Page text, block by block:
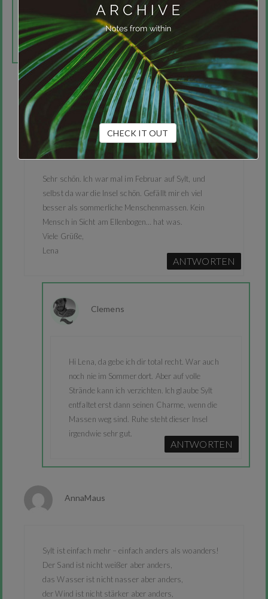
Tipps und Geschichten über das Reisen mitzubringen:
sogenannte Anekdotiques.
Folge mir auf
family4travel
Sehr schön. Ich war mal im Februar auf Sylt, und
selbst da war die Insel schön. Gefällt mir eh viel
besser als sommerliche Menschenmassen. Kein
Mensch in Sicht am Ellenbogen… hat was.
Viele Grüße,
Lena
ANTWORTEN
Clemens
Hi Lena, da gebe ich dir total recht. War auch
noch nie im Sommer dort. Aber auf volle
Strände kann ich verzichten. Ich glaube Sylt
entfaltet erst dann seinen Charme, wenn die
Massen weg sind. Ruhe steht dieser Insel
irgendwie sehr gut.
ANTWORTEN
AnnaMaus
Sylt ist einfach mehr – einfach anders als woanders!
Der Sand ist nicht weißer aber anders,
das Wasser ist nicht nasser aber anders,
der Wind ist nicht stärker aber anders,
CHECK IT OUT